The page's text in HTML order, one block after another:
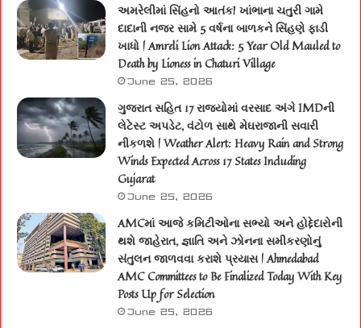
અમરેલીમાં સિંહનો આતંક! ખાંભાના ચતુરી ગામે
દાદાની નજર સામે 5 વર્ષના બાળકને સિંહણે ફાડી
ખાધો | Amreli Lion Attack: 5 Year Old Mauled to
Death by Lioness in Chaturi Village
June 25, 2026
ગુજરાત સહિત 17 રાજ્યોમાં વરસાદ અંગે IMDની
લેટેસ્ટ અપડેટ, વંટોળ સાથે મેઘરાજાની સવારી
નીકળશે | Weather Alert: Heavy Rain and Strong
Winds Expected Across 17 States Including
Gujarat
June 25, 2026
AMCમાં આજે કમિટીઓના સભ્યો અને હોદ્દેદારોની
થશે જાહેરાત, જ્ઞાતિ અને ઝોનના સમીકરણોનું
સંતુલન જાળવવા કરાશે પ્રયાસ | Ahmedabad
AMC Committees to Be Finalized Today With Key
Posts Up for Selection
June 25, 2026